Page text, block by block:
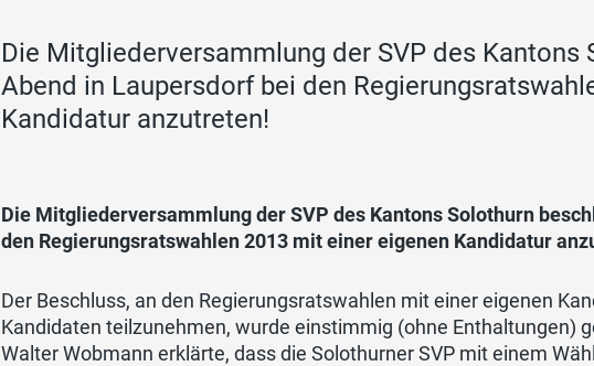
Die Mitgliederversammlung der SVP des Kantons
Abend in Laupersdorf bei den
Kandidatur anzutreten!
Die Mitgliederversammlung der SVP des Kantons Solothurn
den Regierungsratswahlen 2013 mit einer eigenen Kandidatur
Der Beschluss, an den Regierungsratswahlen mit einer eigenen
Kandidaten teilzunehmen, wurde einstimmig (ohne Enthaltungen)
Walter Wobmann erklärte, dass die Solothurner SVP mit einem